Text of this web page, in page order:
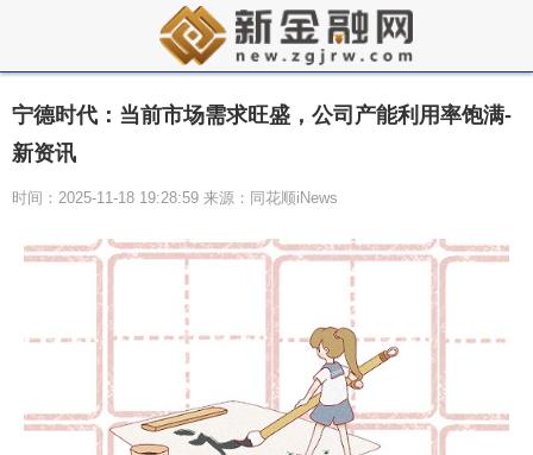
宁德时代：当前市场需求旺盛，公司产能利用率饱满-
新资讯
时间：2025-11-18 19:28:59 来源：同花顺iNews